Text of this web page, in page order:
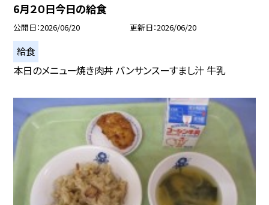
6月２０日今日の給食
公開日 2026/06/20 更新日 2026/06/20
給食
本日のメニュー焼き肉丼 バンサンスーすまし汁 牛乳